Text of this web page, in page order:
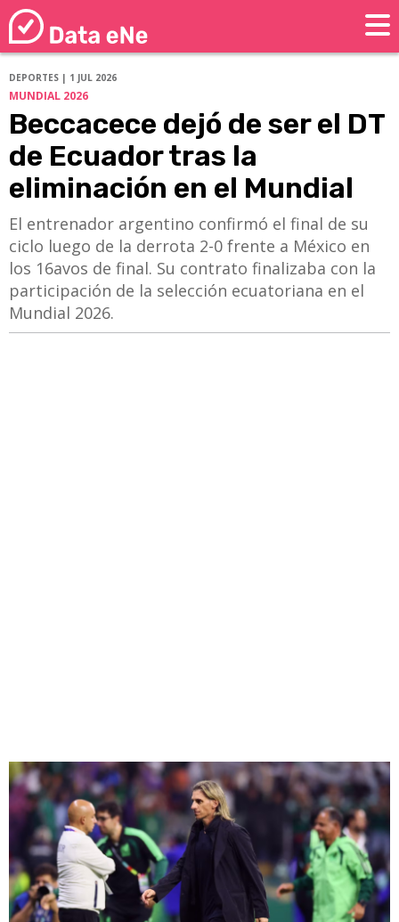
DEPORTES | 1 JUL 2026
MUNDIAL 2026
Beccacece dejó de ser el DT
de Ecuador tras la
eliminación en el Mundial
El entrenador argentino confirmó el final de su
ciclo luego de la derrota 2-0 frente a México en
los 16avos de final. Su contrato finalizaba con la
participación de la selección ecuatoriana en el
Mundial 2026.